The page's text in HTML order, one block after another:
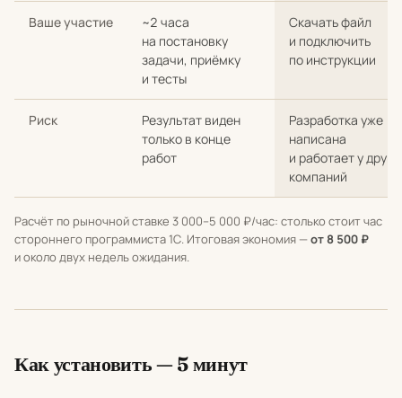
Ваше участие
~2 часа
на постановку
задачи, приёмку
и тесты
Скачать файл
и подключить
по инструкции
Риск
Результат виден
только в конце
работ
Разработка уже
написана
и работает у
компаний
Расчёт по рыночной ставке 3 000–5 000 ₽/час: столько стоит час
стороннего программиста 1С. Итоговая экономия —от 8 500 ₽
и около двух недель ожидания.
Как установить — 5 минут